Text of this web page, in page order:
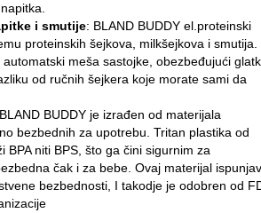
i smutije: BLAND BUDDY el.proteinski
proteinskih šejkova, milkšejkova i smutija.
meša sastojke, obezbeđujući
od ručnih šejkera koje morate sami da
BLAND BUDDY je izrađen od materijala
bezbednih za upotrebu. Tritan plastika od
BPA niti BPS, što ga čini sigurnim za
čak i za bebe. Ovaj materijal
bezbednosti, I takodje je odobren od